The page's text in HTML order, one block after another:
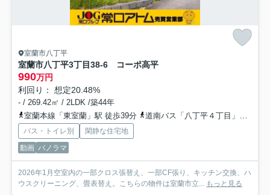
室蘭市八丁平
室蘭市八丁平3丁目38-6 コーポ高平
990万円
利回り： 想定20.48%
- / 269.42㎡ / 2LDK /築44年
室蘭本線「東室蘭」駅 徒歩39分
道南バス「八丁平４丁目」バス停下車 徒歩3分
バス・トイレ別
閑静な住宅地
動画 パノラマ
2026年1月空室内の一部クロス張替え、一部CF張り、キッチン交換、ハ
ウスクリーニング、畳表替え。こちらの物件は室蘭市立...
もっと見る